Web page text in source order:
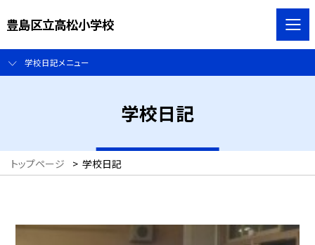
豊島区立高松小学校
学校日記メニュー
学校日記
トップページ > 学校日記